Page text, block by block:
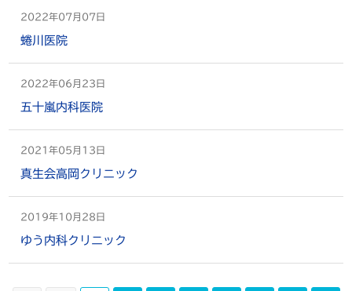
2022年07月07日
蜷川医院
2022年06月23日
五十嵐内科医院
2021年05月13日
真生会高岡クリニック
2019年10月28日
ゆう内科クリニック